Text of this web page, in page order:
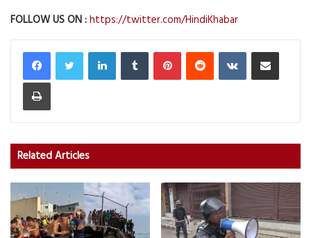
FOLLOW US ON :https://twitter.com/HindiKhabar
LinkedInTumblr PinterestReddit VKontakteShare via Email
Print
Related Articles